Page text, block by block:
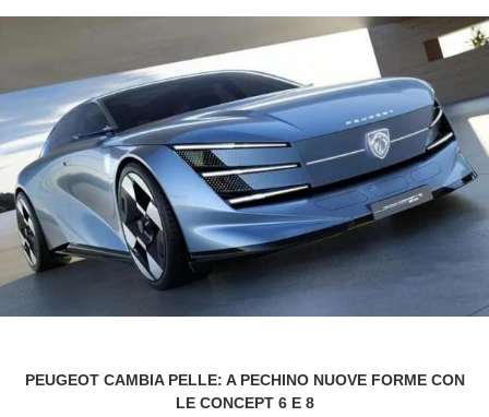
PEUGEOT CAMBIA PELLE: A PECHINO NUOVE FORME CON
LE CONCEPT 6 E 8